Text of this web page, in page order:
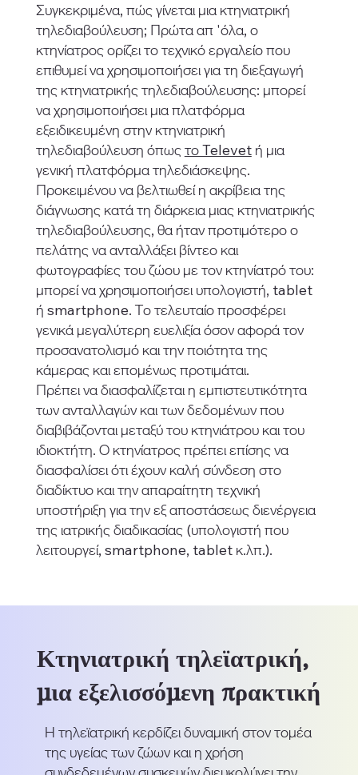
Συγκεκριμένα, πώς γίνεται μια κτηνιατρική
τηλεδιαβούλευση; Πρώτα απ 'όλα, ο
κτηνίατρος ορίζει το τεχνικό εργαλείο που
επιθυμεί να χρησιμοποιήσει για τη διεξαγωγή
της κτηνιατρικής τηλεδιαβούλευσης: μπορεί
να χρησιμοποιήσει μια πλατφόρμα
εξειδικευμένη στην κτηνιατρική
τηλεδιαβούλευση όπωςτο Televetή μια
γενική πλατφόρμα τηλεδιάσκεψης.
Προκειμένου να βελτιωθεί η ακρίβεια της
διάγνωσης κατά τη διάρκεια μιας κτηνιατρικής
τηλεδιαβούλευσης, θα ήταν προτιμότερο ο
πελάτης να ανταλλάξει βίντεο και
φωτογραφίες του ζώου με τον κτηνίατρό του:
μπορεί να χρησιμοποιήσει υπολογιστή, tablet
ή smartphone. Το τελευταίο προσφέρει
γενικά μεγαλύτερη ευελιξία όσον αφορά τον
προσανατολισμό και την ποιότητα της
κάμερας και επομένως προτιμάται.
Πρέπει να διασφαλίζεται η εμπιστευτικότητα
των ανταλλαγών και των δεδομένων που
διαβιβάζονται μεταξύ του κτηνιάτρου και του
ιδιοκτήτη. Ο κτηνίατρος πρέπει επίσης να
διασφαλίσει ότι έχουν καλή σύνδεση στο
διαδίκτυο και την απαραίτητη τεχνική
υποστήριξη για την εξ αποστάσεως διενέργεια
της ιατρικής διαδικασίας (υπολογιστή που
λειτουργεί, smartphone, tablet κ.λπ.).
Κτηνιατρική τηλεϊατρική,
μια εξελισσόμενη πρακτική
Η τηλεϊατρική κερδίζει δυναμική στον τομέα
της υγείας των ζώων και η χρήση